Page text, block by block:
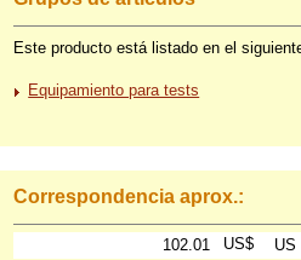
Este producto está listado en el
Equipamiento para tests
Correspondencia aprox.:
102.01 US$
US